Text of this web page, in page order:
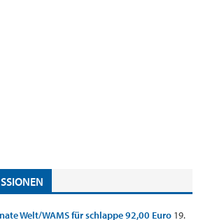
Welt/WAMS für schlappe 92,00 Euro 19.